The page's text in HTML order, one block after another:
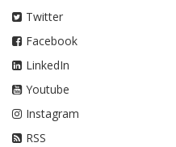
Twitter
Facebook
LinkedIn
Youtube
Instagram
RSS